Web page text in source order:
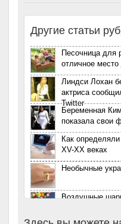
Другие статьи
Песочница для
отличное
Линдси Лохан
актриса
Twitter
Беременная
показала свои
Как
XV-XX веках
Необычные
Воздушные